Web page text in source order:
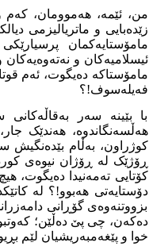
من، ئێمە، هەموومان،
زێدەبایی و ماتریالیزمی
مامۆستایەکمان پرسیارێکی
ئیسلامیەکان و
مامۆستاکە دەیگوت، ئەم
فەیلەسوف!؟
با بێینە سەر
هەڵسەنگاندوە، هەندێک
کوژراون، بەڵام بێدەنگیش
کۆتایی تەمەنیدا دەیگوت،
دۆستایەتی هەبوو!؟ لە
بزووتنەوەی گۆڕانی
دەکەن، چی پێ دەڵێن؛
خوا و پێغەمبەریشیان لێم